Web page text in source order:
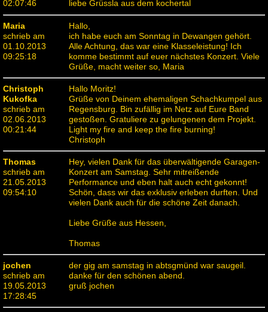
02:07:46
liebe Grüssla aus dem kochertal
Maria
schrieb am
01.10.2013
09:25:18
Hallo,
ich habe euch am Sonntag in Dewangen gehört.
Alle Achtung, das war eine Klasseleistung! Ich
komme bestimmt auf euer nächstes Konzert. Viele
Grüße, macht weiter so, Maria
Christoph
Kukofka
schrieb am
02.06.2013
00:21:44
Hallo Moritz!
Grüße von Deinem ehemaligen Schachkumpel aus
Regensburg. Bin zufällig im Netz auf Eure Band
gestoßen. Gratuliere zu gelungenen dem Projekt.
Light my fire and keep the fire burning!
Christoph
Thomas
schrieb am
21.05.2013
09:54:10
Hey, vielen Dank für das überwältigende Garagen-
Konzert am Samstag. Sehr mitreißende
Performance und eben halt auch echt gekonnt!
Schön, dass wir das exklusiv erleben durften. Und
vielen Dank auch für die schöne Zeit danach.
Liebe Grüße aus Hessen,
Thomas
jochen
schrieb am
19.05.2013
17:28:45
der gig am samstag in abtsgmünd war saugeil.
danke für den schönen abend.
gruß jochen